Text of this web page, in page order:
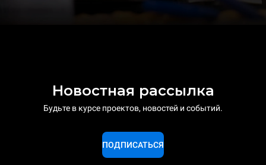
Новостная рассылка
Будьте в курсе проектов, новостей и событий.
ПОДПИСАТЬСЯ